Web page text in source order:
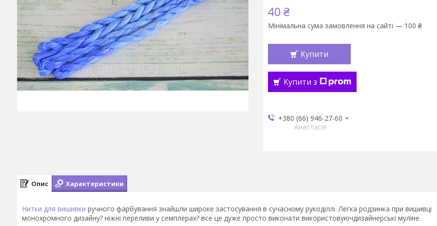
40 ₴
Мінімальна сума замовлення на сайті — 100 ₴
Купити
Купити з
+380 (66) 946-27-60
Анастасія
Опис Характеристики
Нитки для вишивки ручного фарбування знайшли широке застосування в сучасному рукоділлі. Легка родзинка при вишивці
монохромного дизайну? ніжні переливи у семплерах? все це дуже просто виконати використовуючдизайнерські муліне.